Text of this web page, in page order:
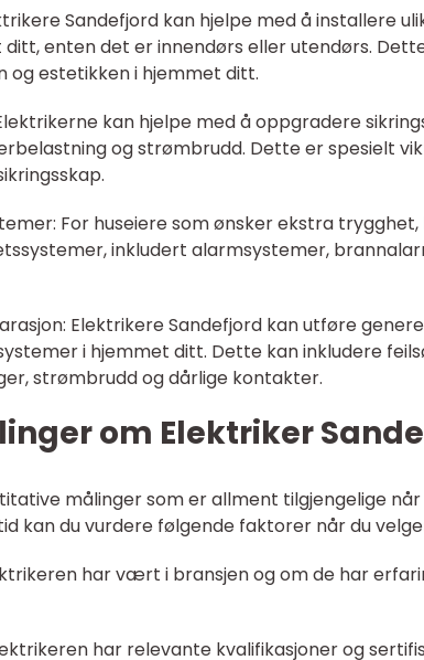
Sandefjord kan hjelpe med å installere
enten det er innendørs eller utendørs.
og estetikken i hjemmet ditt.
kan hjelpe med å oppgradere
og strømbrudd. Dette er spesielt
For huseiere som ønsker ekstra trygghet,
inkludert alarmsystemer,
Elektrikere Sandefjord kan utføre
i hjemmet ditt. Dette kan inkludere
strømbrudd og dårlige kontakter.
om Elektriker
målinger som er allment tilgjengelige
kan du vurdere følgende faktorer når du
har vært i bransjen og om de har
har relevante kvalifikasjoner og